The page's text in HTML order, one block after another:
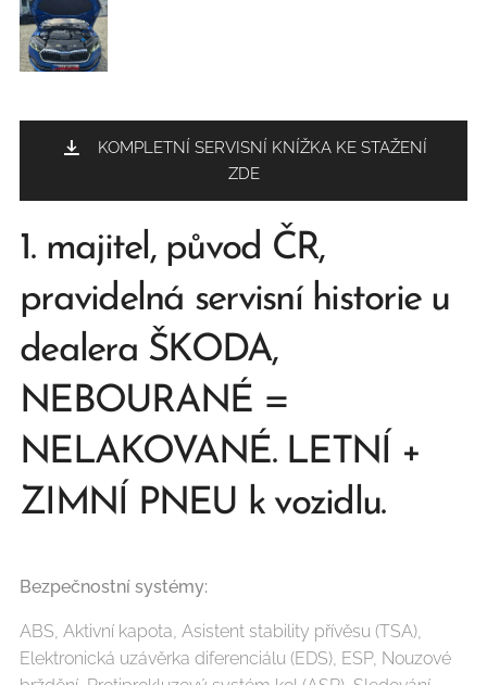
KOMPLETNÍ SERVISNÍ KNÍŽKA KE STAŽENÍ
ZDE
1. majitel, původ ČR,
pravidelná servisní historie u
dealera ŠKODA,
NEBOURANÉ =
NELAKOVANÉ. LETNÍ +
ZIMNÍ PNEU k vozidlu.
Bezpečnostní systémy:
ABS, Aktivní kapota, Asistent stability přívěsu (TSA),
Elektronická uzávěrka diferenciálu (EDS), ESP, Nouzové